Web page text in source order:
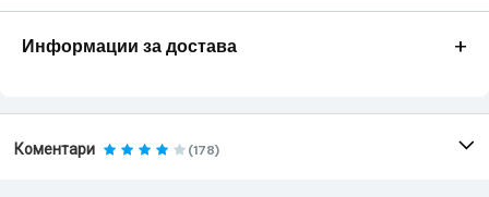
Информации за достава +
Коментари (178)